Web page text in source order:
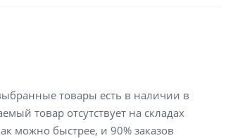
товары есть в наличии в
товар отсутствует на складах
можно быстрее, и 90% заказов